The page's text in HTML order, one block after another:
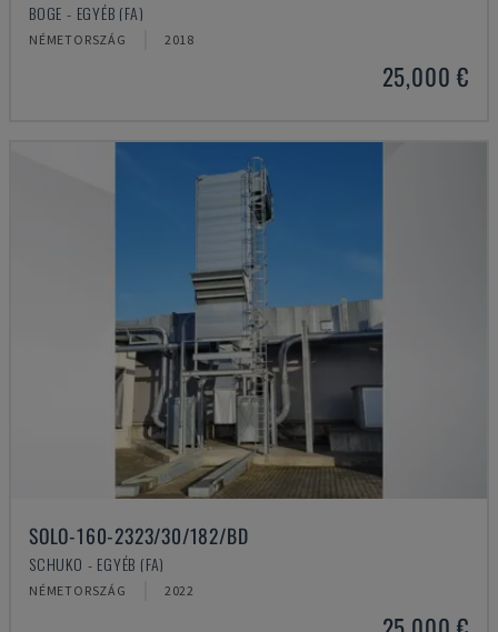
BOGE - EGYÉB (FA)
NÉMETORSZÁG 2018
25,000 €
SOLO-160-2323/30/182/BD
SCHUKO - EGYÉB (FA)
NÉMETORSZÁG 2022